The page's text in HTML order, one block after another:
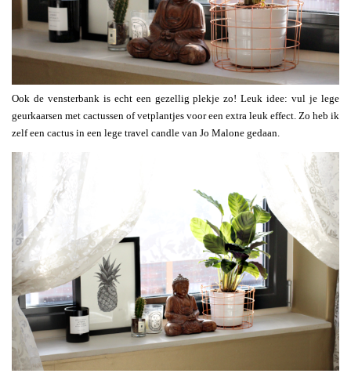
Ook de vensterbank is echt een gezellig plekje zo! Leuk idee: vul je lege
geurkaarsen met cactussen of vetplantjes voor een extra leuk effect. Zo heb ik
zelf een cactus in een lege travel candle van Jo Malone gedaan.